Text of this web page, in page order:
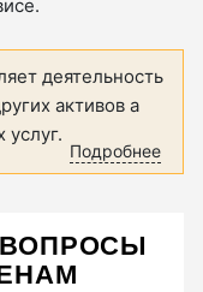
деятельность
активов а
услуг.
Подробнее